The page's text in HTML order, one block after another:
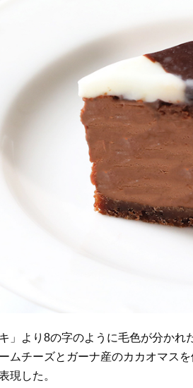
」より8の字のように毛色が分か
ムチーズとガーナ産のカカオマス
現した。